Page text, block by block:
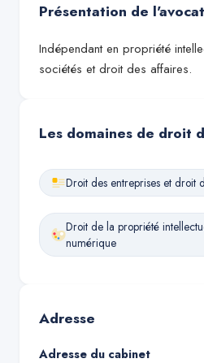
Présentation de l'avocat
Indépendant en propriété
sociétés et droit des affaires.
Les domaines de droit
Droit des entreprises et droit
Droit de la propriété
numérique
Adresse
Adresse du cabinet